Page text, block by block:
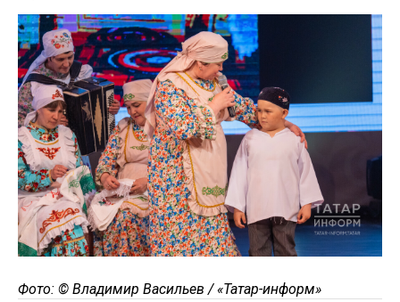
Фото: © Владимир Васильев / «Татар-информ»